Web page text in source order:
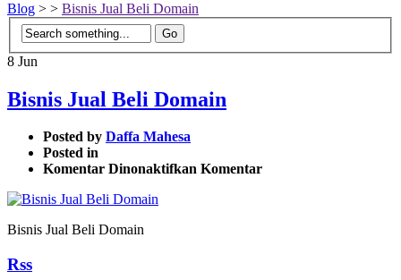
Blog > > Bisnis Jual Beli Domain
8 Jun
Bisnis Jual Beli Domain
Posted by Daffa Mahesa
Posted in
Komentar Dinonaktifkan pada
Komentar
Bisnis Jual Beli Domain
Rss